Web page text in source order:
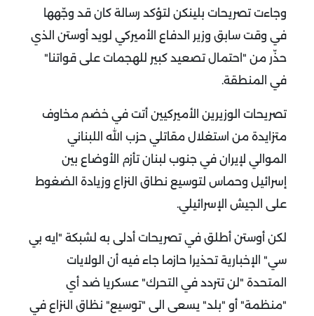
وجاءت تصريحات بلينكن لتؤكد رسالة كان قد وجّهها
في وقت سابق وزير الدفاع الأميركي لويد أوستن الذي
حذّر من "احتمال تصعيد كبير للهجمات على قواتنا"
في المنطقة.
تصريحات الوزيرين الأميركيين أتت في خضم مخاوف
متزايدة من استغلال مقاتلي حزب الله اللبناني
الموالي لإيران في جنوب لبنان تأزم الأوضاع بين
إسرائيل وحماس لتوسيع نطاق النزاع وزيادة الضغوط
على الجيش الإسرائيلي.
لكن أوستن أطلق في تصريحات أدلى به لشبكة "ايه بي
سي" الإخبارية تحذيرا حازما جاء فيه أن الولايات
المتحدة "لن تتردد في التحرك" عسكريا ضد أي
"منظمة" أو "بلد" يسعى الى "توسيع" نظاق النزاع في